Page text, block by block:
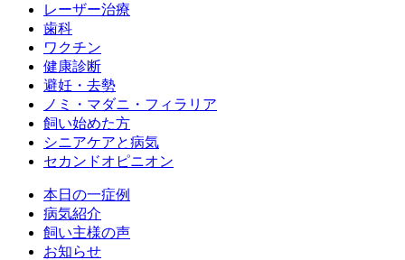
レーザー治療
歯科
ワクチン
健康診断
避妊・去勢
ノミ・マダニ・フィラリア
飼い始めた方
シニアケアと病気
セカンドオピニオン
本日の一症例
病気紹介
飼い主様の声
お知らせ